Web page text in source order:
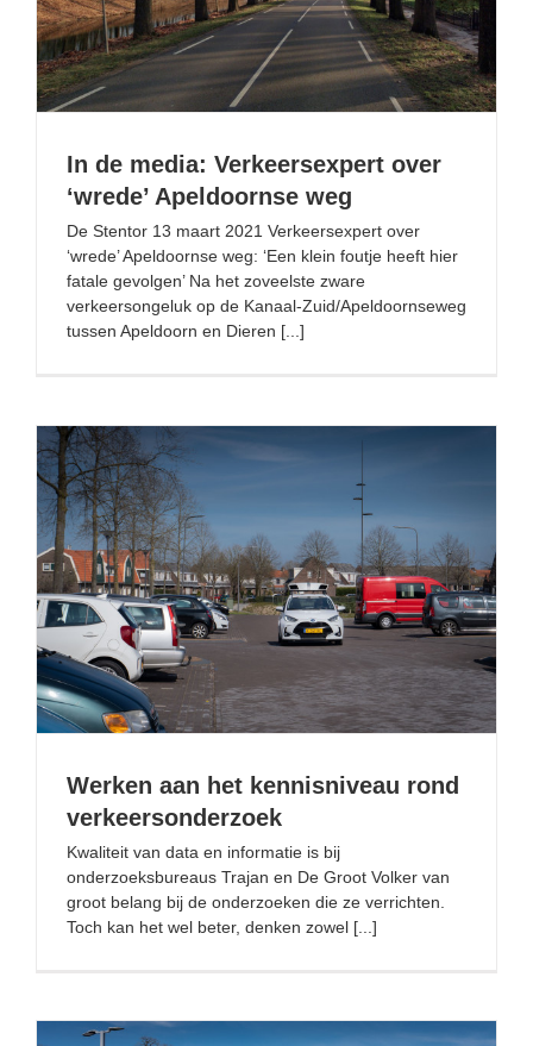
weg
In de media: Verkeersexpert over
‘wrede’ Apeldoornse weg
De Stentor 13 maart 2021 Verkeersexpert over
‘wrede’ Apeldoornse weg: ‘Een klein foutje heeft hier
fatale gevolgen’ Na het zoveelste zware
verkeersongeluk op de Kanaal-Zuid/Apeldoornseweg
tussen Apeldoorn en Dieren [...]
Werken aan het kennisniveau rond verkeersonderzoek
Werken aan het kennisniveau rond
verkeersonderzoek
Kwaliteit van data en informatie is bij
onderzoeksbureaus Trajan en De Groot Volker van
groot belang bij de onderzoeken die ze verrichten.
Toch kan het wel beter, denken zowel [...]